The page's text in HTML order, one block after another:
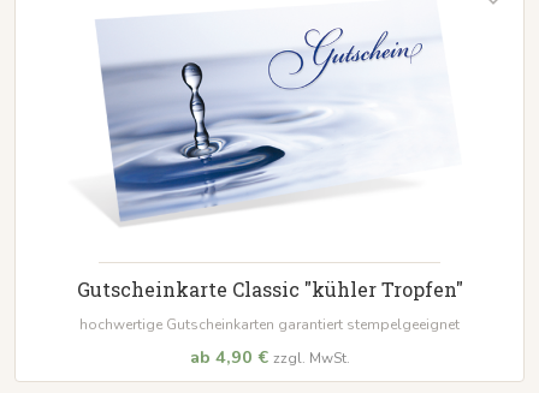
Gutscheinkarte Classic "kühler Tropfen"
hochwertige Gutscheinkarten garantiert stempelgeeignet
ab 4,90 € zzgl. MwSt.